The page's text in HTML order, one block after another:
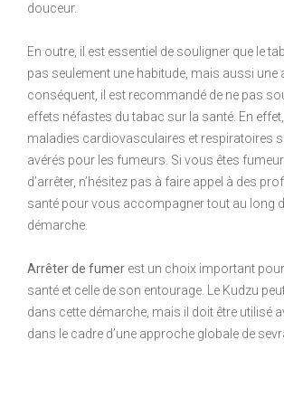
douceur.
En outre, il est essentiel de souligner que le
pas seulement une habitude, mais aussi une
conséquent, il est recommandé de ne pas
effets néfastes du tabac sur la santé. En
maladies cardiovasculaires et respiratoires
avérés pour les fumeurs. Si vous êtes
d’arrêter, n’hésitez pas à faire appel à des
santé pour vous accompagner tout au long
démarche.
Arrêter de fumer est un choix important
santé et celle de son entourage. Le Kudzu
dans cette démarche, mais il doit être utilisé
dans le cadre d’une approche globale de